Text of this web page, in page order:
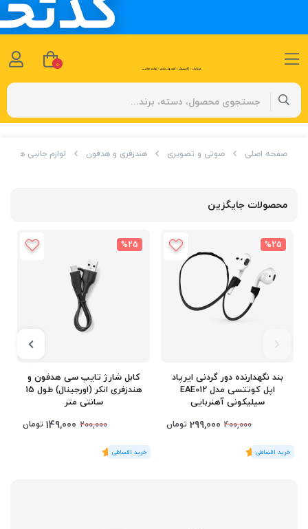
صفحه اصلی صوتی و تصویری هندزفری و هدفون لوازم جانبی
محصولات جایگزین
%25
بند نگهدارنده دور گردنی ایرپاد
اپل کوتتسی مدل EAE012
سیلیکونی آهنربایی
400,000
299,000 تومان
(1رای)
5
%25
کابل شارژ تایپ سی هدفون و
هندزفری انکر (اورجینال) طول 15
سانتی متر
200,000
149,000 تومان
(1رای)
5
0